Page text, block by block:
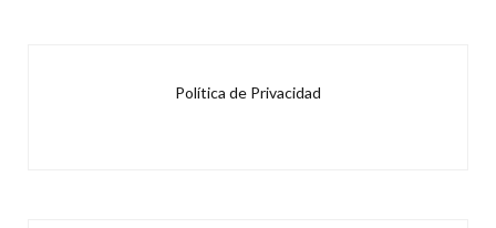
Política de Privacidad